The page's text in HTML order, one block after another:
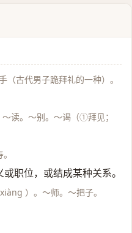
（古代男子跪拜礼的一种）。
读。～别。～谒（①拜见；
职位，或结成某种关系。
）。～师。～把子。